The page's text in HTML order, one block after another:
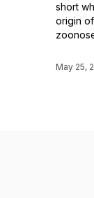
short
origin
May 25,